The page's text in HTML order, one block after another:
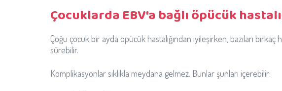
Çocuklarda EBV'a bağlı öpücük
Çoğu çocuk bir ayda öpücük hastalığından iyileşirken, bazıları
sürebilir.
Komplikasyonlar sıklıkla meydana gelmez. Bunlar şunları içerebilir: